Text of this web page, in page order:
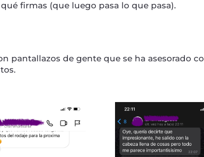
firmas (que luego pasa lo que pasa).
pantallazos de gente que se ha asesorado